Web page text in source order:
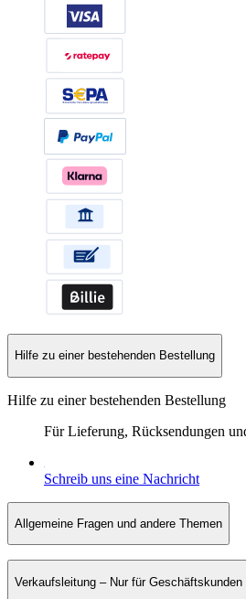
Hilfe zu einer bestehenden Bestellung
Hilfe zu einer bestehenden Bestellung
Für Lieferung, Rücksendungen
Schreib uns eine Nachricht
Allgemeine Fragen und andere Themen
Verkaufsleitung – Nur für Geschäftskunden